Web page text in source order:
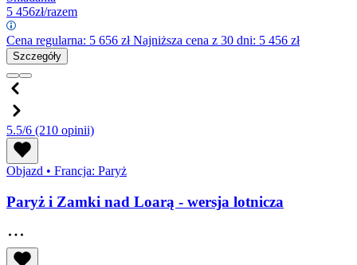
5 456zł/razem
Cena regularna: 5 656 złNajniższa cena z 30 dni: 5 456 zł
Szczegóły
5.5/6 (210 opinii)
Objazd • Francja: Paryż
Paryż i Zamki nad Loarą - wersja lotnicza